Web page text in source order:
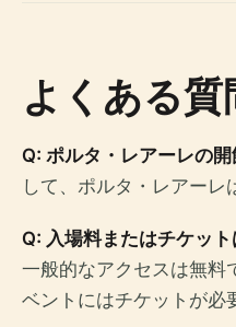
よくある質
Q: ポルタ・レアーレの開
して、ポルタ・レアーレ
Q: 入場料またはチケット
一般的なアクセスは無料
ベントにはチケットが必